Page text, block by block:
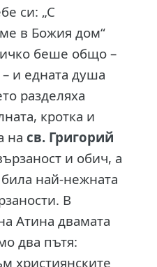
си: „С
в Божия дом“
беше общо –
– и едната душа
разделяха
кротка и
насв. Григорий
и обич, а
най-нежната
В
Атина двамата
два пътя:
християнските